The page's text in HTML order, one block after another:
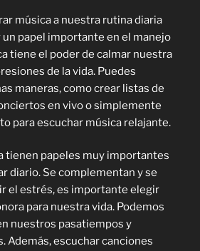
música a nuestra rutina diaria
papel importante en el manejo
tiene el poder de calmar nuestra
de la vida. Puedes
maneras, como crear listas de
en vivo o simplemente
para escuchar música relajante.
tienen papeles muy importantes
diario. Se complementan y se
el estrés, es importante elegir
para nuestra vida. Podemos
nuestros pasatiempos y
Además, escuchar canciones